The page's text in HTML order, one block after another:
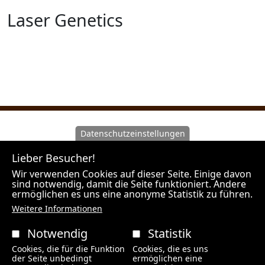
Laser Genetics
Wir machen Sie darauf aufmerksam, dass Hunt Experts
als Vermittler agiert und nicht Veranstalter der
angebotenen Reisen ist. Unsere Outfitter sind
Veranstalter der Jagdreisen und es gelten die Rechte
des jeweiligen Landes in welchem der Outfitter seinen
Firmensitz hat.
HUNT EXPERTS / BÜRO WIEN / Spechtgasse 4 / 2384
Breitenfurt bei Wien
Datenschutzeinstellungen
Lieber Besucher!
Wir verwenden Cookies auf dieser Seite. Einige davon
sind notwendig, damit die Seite funktioniert. Andere
ermöglichen es uns eine anonyme Statistik zu führen.
Weitere Informationen
Notwendig
Cookies, die für die Funktion
der Seite unbedingt
Statistik
Cookies, die es uns
ermöglichen eine